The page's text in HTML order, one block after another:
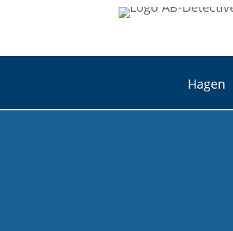
Hagen